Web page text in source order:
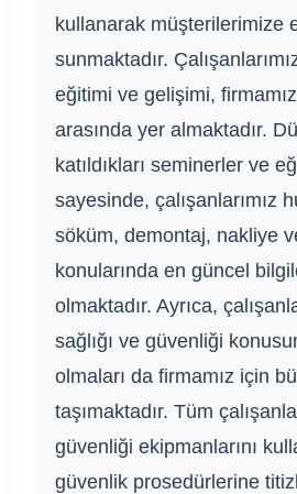
kullanarak müşterilerimize
sunmaktadır.
eğitimi ve gelişimi,
arasında yer almaktadır.
katıldıkları seminerler ve
sayesinde, çalışanlarımız
söküm, demontaj, nakliye
konularında en güncel
olmaktadır. Ayrıca,
sağlığı ve güvenliği
olmaları da firmamız için
taşımaktadır. Tüm
güvenliği ekipmanlarını
güvenlik prosedürlerine